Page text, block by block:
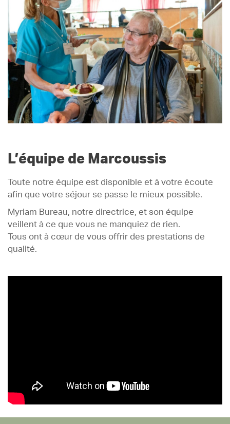
L’équipe de Marcoussis
Toute notre équipe est disponible et à votre écoute
afin que votre séjour se passe le mieux possible.
Myriam Bureau, notre directrice, et son équipe
veillent à ce que vous ne manquiez de rien.
Tous ont à cœur de vous offrir des prestations de
qualité.